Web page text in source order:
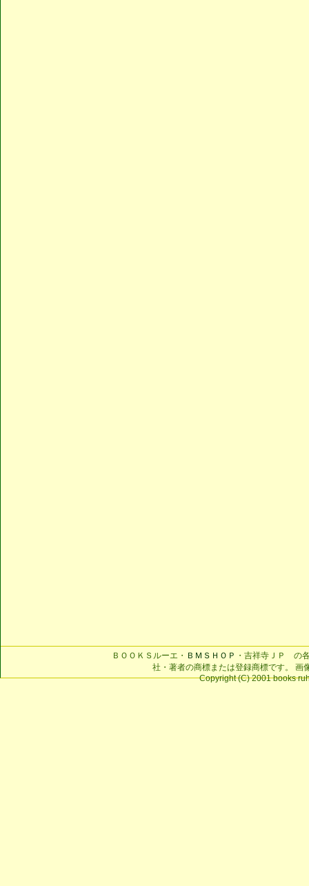
ＢＯＯＫＳルーエ・ ＢＭＳＨＯＰ ・吉祥寺ＪＰ の
社・著者の商標または登録商標です。 画
Copyright (C) 2001 books